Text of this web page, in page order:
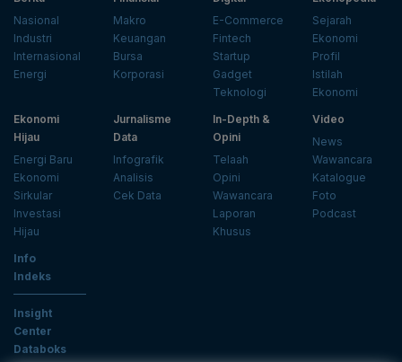
Nasional
Industri
Internasional
Energi
Makro
Keuangan
Bursa
Korporasi
E-Commerce
Fintech
Startup
Gadget
Teknologi
Sejarah
Ekonomi
Profil
Istilah
Ekonomi
Ekonomi
Hijau
Energi Baru
Ekonomi
Sirkular
Investasi
Hijau
Jurnalisme
Data
Infografik
Analisis
Cek Data
In-Depth &
Opini
Telaah
Opini
Wawancara
Laporan
Khusus
Video
News
Wawancara
Katalogue
Foto
Podcast
Info
Indeks
Insight
Center
Databoks